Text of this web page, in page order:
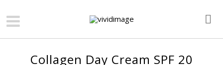
Collagen Day Cream SPF 20